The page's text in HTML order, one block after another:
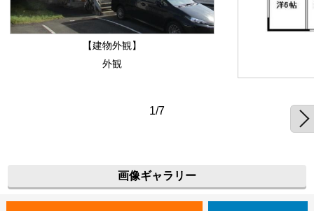
【建物外観】
外観
1/7
画像ギャラリー